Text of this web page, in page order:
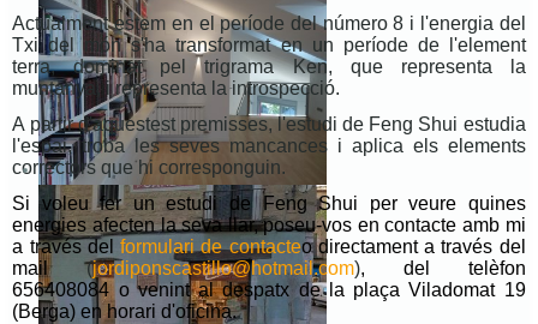
Actualment estem en el període del número 8 i l'energia del
Txi del món s'ha transformat en un període de l'element
terra, dominat pel trigrama Ken, que representa la
muntanya, i representa la introspecció.
A partir d'aquestest premisses, l'estudi de Feng Shui estudia
l'espai, troba les seves mancances i aplica els elements
correctors que hi corresponguin.
Si voleu fer un estudi de Feng Shui per veure quines
energies afecten la seva llar, poseu-vos en contacte amb mi
a través delformulari de contacteo directament a través del
mail(jordiponscastillo@hotmail.com), del telèfon
656408084 o venint al despatx de la plaça Viladomat 19
(Berga) en horari d'oficina.